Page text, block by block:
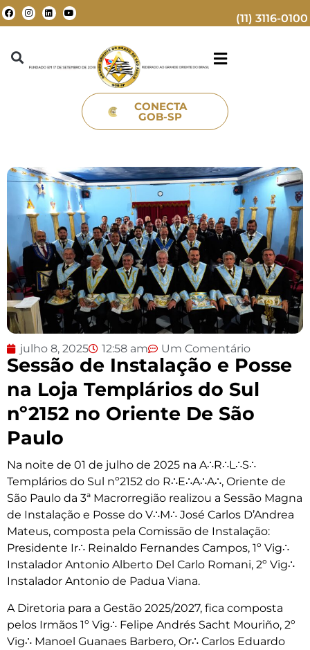
(11) 3116-0100
CONECTA
GOB-SP
julho 8, 2025 12:58 am Um Comentário
Sessão de Instalação e Posse
na Loja Templários do Sul
nº2152 no Oriente De São
Paulo
Na noite de 01 de julho de 2025 na A∴R∴L∴S∴
Templários do Sul nº2152 do R∴E∴A∴A∴, Oriente de
São Paulo da 3ª Macrorregião realizou a Sessão Magna
de Instalação e Posse do V∴M∴ José Carlos D’Andrea
Mateus, composta pela Comissão de Instalação:
Presidente Ir∴ Reinaldo Fernandes Campos, 1º Vig∴
Instalador Antonio Alberto Del Carlo Romani, 2º Vig∴
Instalador Antonio de Padua Viana.
A Diretoria para a Gestão 2025/2027, fica composta
pelos Irmãos 1º Vig∴ Felipe Andrés Sacht Mouriño, 2º
Vig∴ Manoel Guanaes Barbero, Or∴ Carlos Eduardo